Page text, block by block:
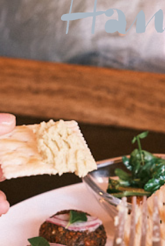
お
ひ
と
り
様
で
も
気
軽
に